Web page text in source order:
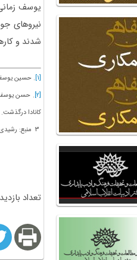
یوسف
نیروهای
شدند و
[1]. حسین یوسف زمانی متولد سال 1312 در
[2]
کانادا درگذشت.
تعداد بازدید: